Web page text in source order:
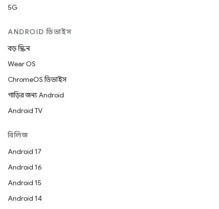
5G
ANDROID ডিভাইস
বড় স্ক্রিন
Wear OS
ChromeOS ডিভাইস
গাড়ির জন্য Android
Android TV
রিলিজ
Android 17
Android 16
Android 15
Android 14